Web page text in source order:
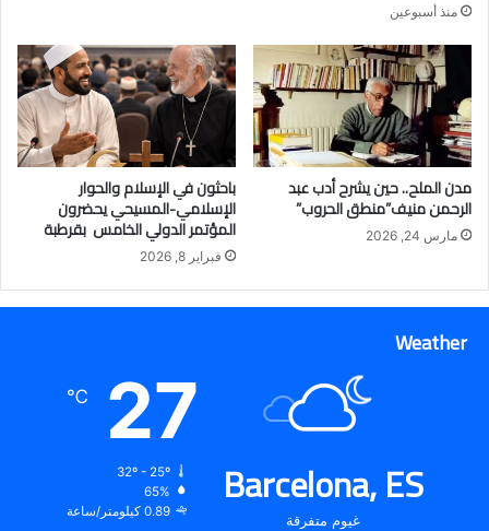
منذ أسبوعين
مدن الملح.. حين يشرح أدب عبد
الرحمن منيف”منطق الحروب”
مارس 24, 2026
باحثون في الإسلام والحوار
الإسلامي-المسيحي يحضرون
المؤتمر الدولي الخامس بقرطبة
فبراير 8, 2026
Weather
Barcelona, ES
غيوم متفرقة
27
℃
32º - 25º
65%
0.89 كيلومتر/ساعة